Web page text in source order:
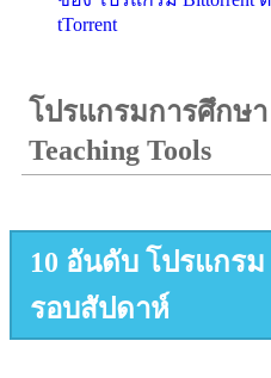
tTorrent
โปรแกรมการศึกษา
Teaching Tools
10 อันดับ โปรแกรม
รอบสัปดาห์